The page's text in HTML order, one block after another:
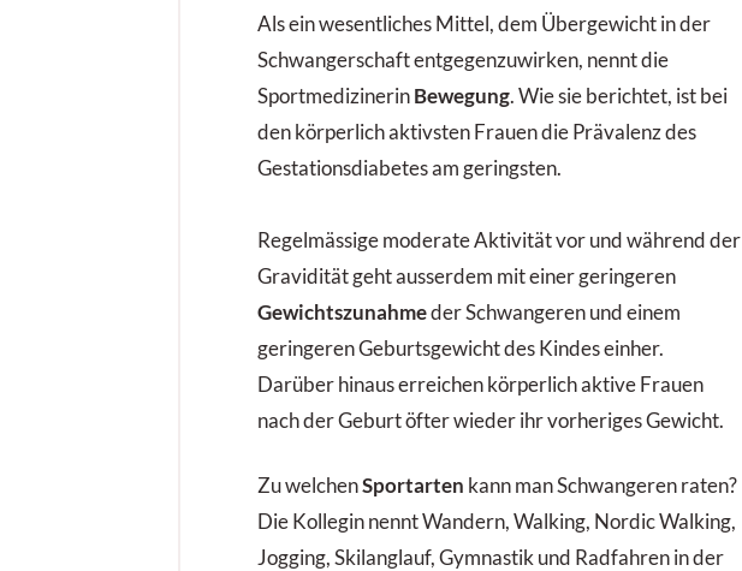
Als ein wesentliches Mittel, dem Übergewicht in der
Schwangerschaft entgegenzuwirken, nennt die
Sportmedizinerin Bewegung. Wie sie berichtet, ist bei
den körperlich aktivsten Frauen die Prävalenz des
Gestationsdiabetes am geringsten.
Regelmässige moderate Aktivität vor und während der
Gravidität geht ausserdem mit einer geringeren
Gewichtszunahmeder Schwangeren und einem
geringeren Geburtsgewicht des Kindes einher.
Darüber hinaus erreichen körperlich aktive Frauen
nach der Geburt öfter wieder ihr vorheriges Gewicht.
Zu welchenSportarten kann man Schwangeren raten?
Die Kollegin nennt Wandern, Walking, Nordic Walking,
Jogging, Skilanglauf, Gymnastik und Radfahren in der